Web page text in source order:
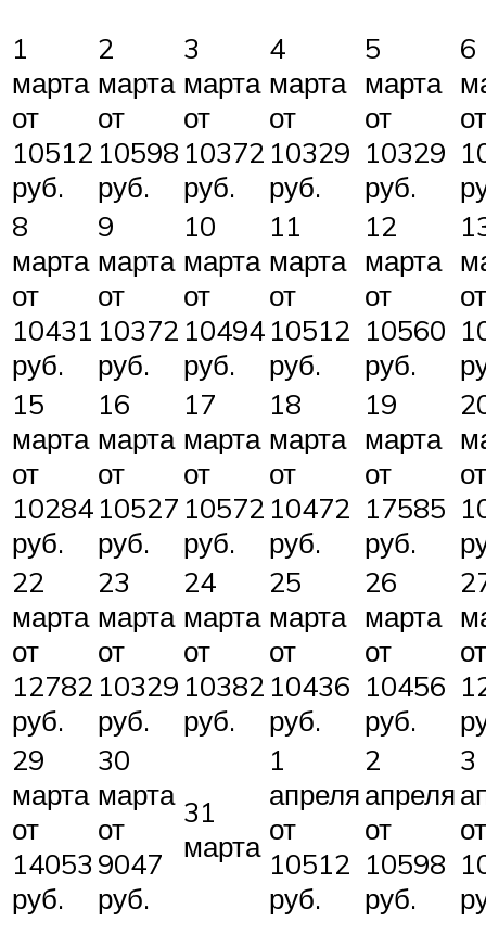
1
марта
от
10512
руб.
2
марта
от
10598
руб.
3
марта
от
10372
руб.
4
марта
от
10329
руб.
5
марта
от
10329
руб.
6
от
8
марта
от
10431
руб.
9
марта
от
10372
руб.
10
марта
от
10494
руб.
11
марта
от
10512
руб.
12
марта
от
10560
руб.
от
15
марта
от
10284
руб.
16
марта
от
10527
руб.
17
марта
от
10572
руб.
18
марта
от
10472
руб.
19
марта
от
17585
руб.
от
22
марта
от
12782
руб.
23
марта
от
10329
руб.
24
марта
от
10382
руб.
25
марта
от
10436
руб.
26
марта
от
10456
руб.
от
29
марта
от
14053
руб.
30
марта
от
9047
руб.
31
марта
1
апреля
от
10512
руб.
2
апреля
от
10598
руб.
3
от